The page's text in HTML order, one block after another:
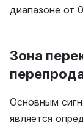
диапазоне от
Зона
Основным
является